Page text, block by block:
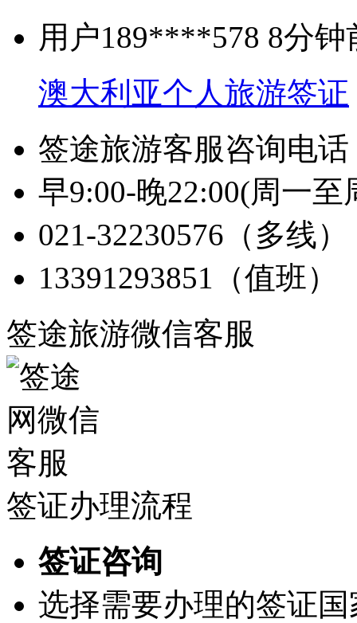
用户189****578 8分钟
澳大利亚个人旅游签证
签途旅游客服咨询电话
早9:00-晚22:00(周一至
021-32230576 （多线）
13391293851 （值班）
签途旅游微信客服
签证办理流程
签证咨询
选择需要办理的签证